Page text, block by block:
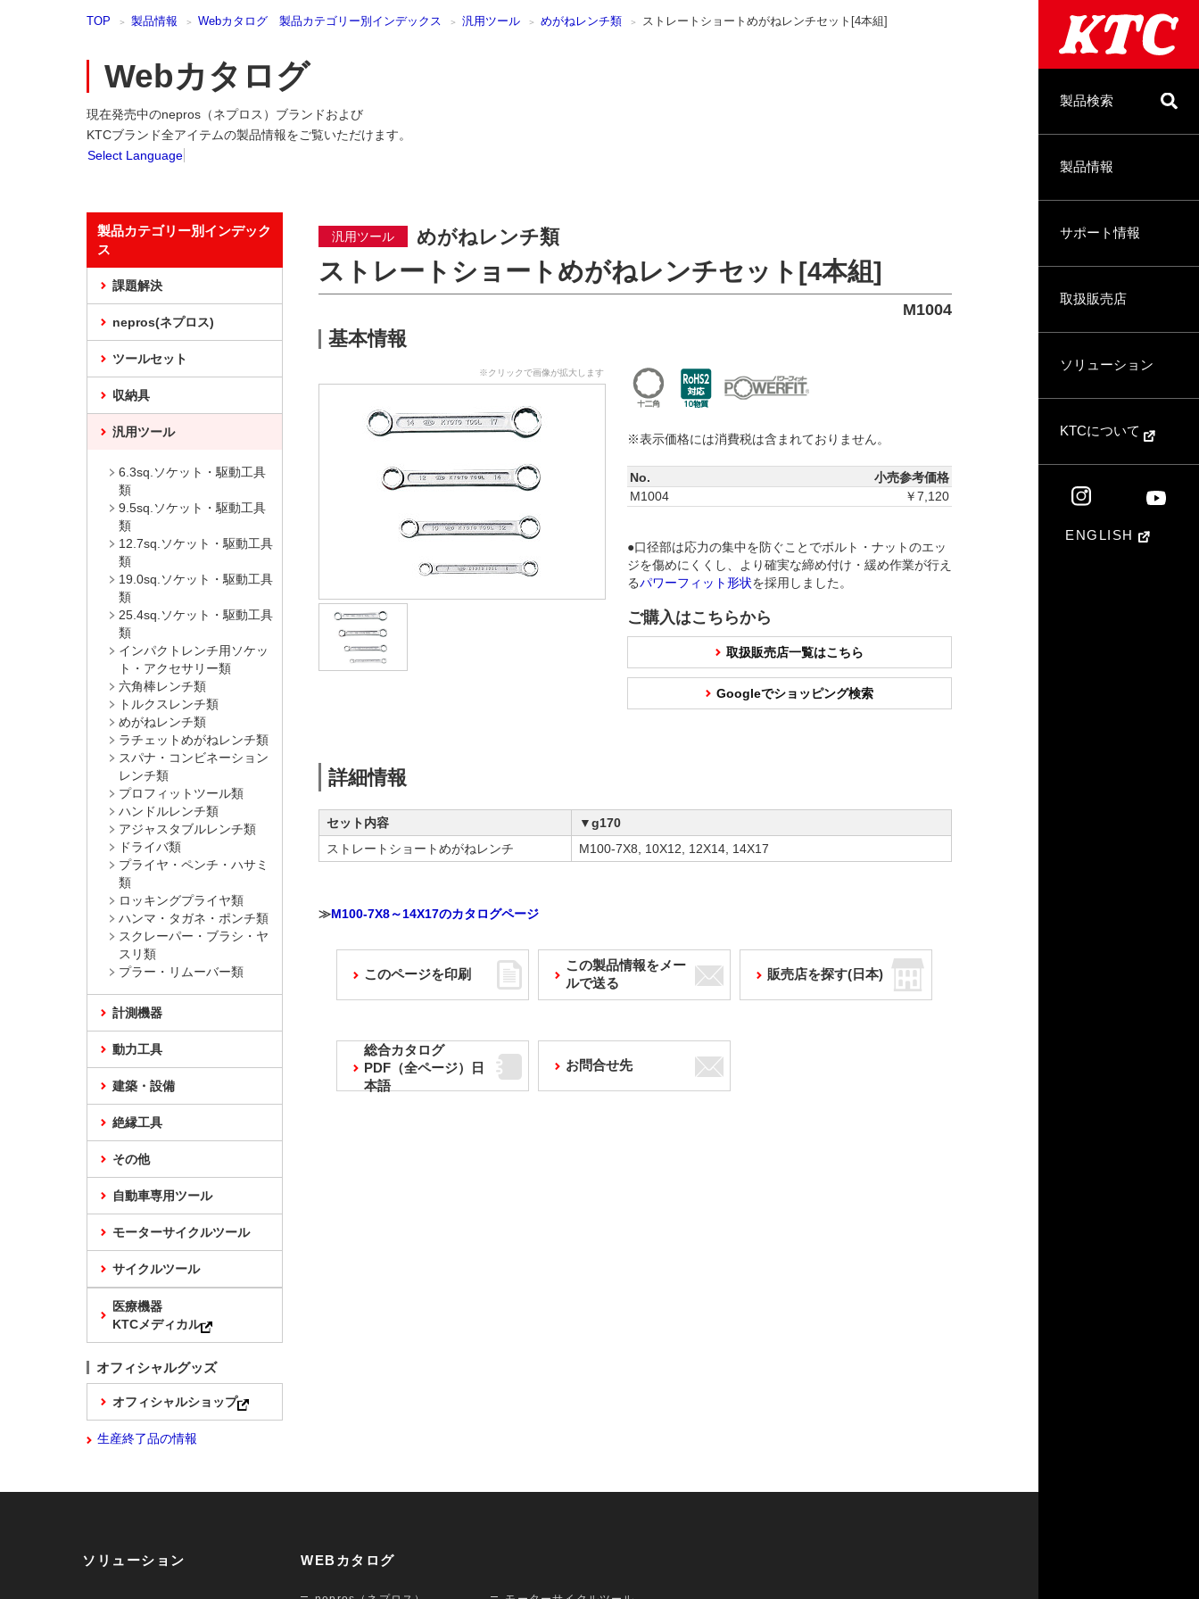
製品検索
製品情報
サポート情報
取扱販売店
ソリューション
KTCについて
ENGLISH
TOP 製品情報 Webカタログ 製品カテゴリー別インデックス 汎用ツール めがねレンチ類 ストレートショートめがねレンチセット[4本組]
Webカタログ
現在発売中のnepros（ネプロス）ブランドおよび
KTCブランド全アイテムの製品情報をご覧いただけます。
Select Language
汎用ツール めがねレンチ類
ストレートショートめがねレンチセット[4本組]
M1004
基本情報
※クリックで画像が拡大します
※表示価格には消費税は含まれておりません。
No.
小売参考価格
M1004
￥7,120
●口径部は応力の集中を防ぐことでボルト・ナットのエッ
ジを傷めにくくし、より確実な締め付け・緩め作業が行え
るパワーフィット形状を採用しました。
ご購入はこちらから
取扱販売店一覧はこちら
Googleでショッピング検索
詳細情報
セット内容
▼g170
ストレートショートめがねレンチ
M100-7X8, 10X12, 12X14, 14X17
≫M100-7X8～14X17のカタログページ
このページを印刷
この製品情報をメー
ルで送る
販売店を探す(日本)
総合カタログ
PDF（全ページ）日
本語
お問合せ先
製品カテゴリー別インデック
ス
課題解決
nepros(ネプロス)
ツールセット
収納具
汎用ツール
6.3sq.ソケット・駆動工具
類
9.5sq.ソケット・駆動工具
類
12.7sq.ソケット・駆動工具
類
19.0sq.ソケット・駆動工具
類
25.4sq.ソケット・駆動工具
類
インパクトレンチ用ソケッ
ト・アクセサリー類
六角棒レンチ類
トルクスレンチ類
めがねレンチ類
ラチェットめがねレンチ類
スパナ・コンビネーション
レンチ類
プロフィットツール類
ハンドルレンチ類
アジャスタブルレンチ類
ドライバ類
プライヤ・ペンチ・ハサミ
類
ロッキングプライヤ類
ハンマ・タガネ・ポンチ類
スクレーパー・ブラシ・ヤ
スリ類
プラー・リムーバー類
計測機器
動力工具
建築・設備
絶縁工具
その他
自動車専用ツール
モーターサイクルツール
サイクルツール
医療機器
KTCメディカル
オフィシャルグッズ
オフィシャルショップ
生産終了品の情報
ソリューション WEBカタログ